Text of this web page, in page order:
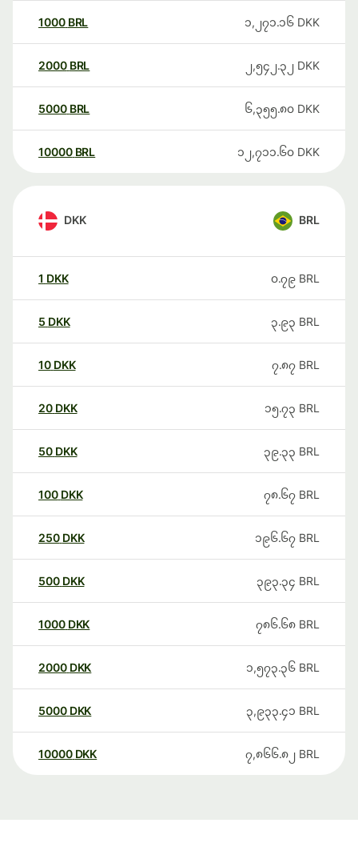
1000 BRL ၁,၂၇၁.၁၆ DKK
2000 BRL ၂,၅၄၂.၃၂ DKK
5000 BRL ၆,၃၅၅.၈၀ DKK
10000 BRL ၁၂,၇၁၁.၆၀ DKK
DKK BRL
1 DKK ၀.၇၉ BRL
5 DKK ၃.၉၃ BRL
10 DKK ၇.၈၇ BRL
20 DKK ၁၅.၇၃ BRL
50 DKK ၃၉.၃၃ BRL
100 DKK ၇၈.၆၇ BRL
250 DKK ၁၉၆.၆၇ BRL
500 DKK ၃၉၃.၃၄ BRL
1000 DKK ၇၈၆.၆၈ BRL
2000 DKK ၁,၅၇၃.၃၆ BRL
5000 DKK ၃,၉၃၃.၄၁ BRL
10000 DKK ၇,၈၆၆.၈၂ BRL